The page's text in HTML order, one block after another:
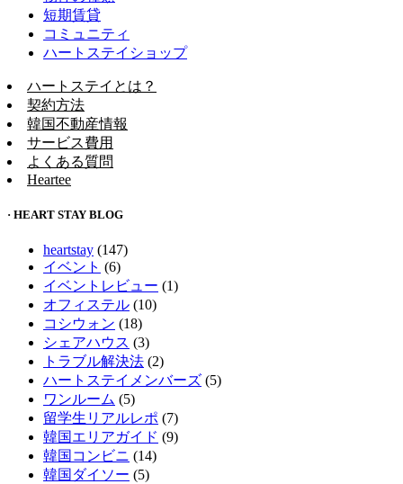
短期賃貸
コミュニティ
ハートステイショップ
ハートステイとは？
契約方法
韓国不動産情報
サービス費用
よくある質問
Heartee
· HEART STAY BLOG
heartstay (147)
イベント (6)
イベントレビュー (1)
オフィステル (10)
コシウォン (18)
シェアハウス (3)
トラブル解決法 (2)
ハートステイメンバーズ (5)
ワンルーム (5)
留学生リアルレポ (7)
韓国エリアガイド (9)
韓国コンビニ (14)
韓国ダイソー (5)